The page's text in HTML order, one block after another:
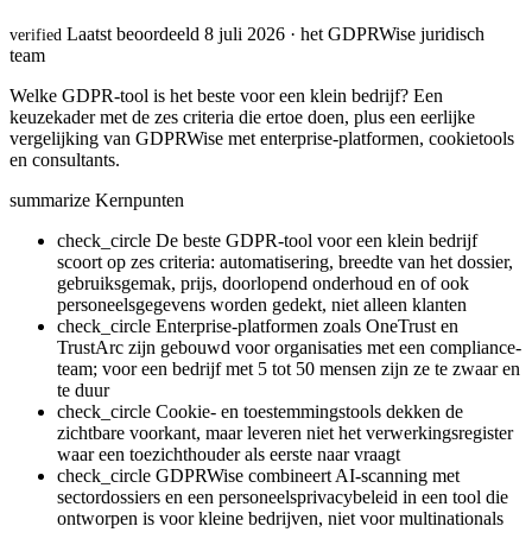
verified Laatst beoordeeld 8 juli 2026 · het GDPRWise juridisch
team
Welke GDPR-tool is het beste voor een klein bedrijf? Een
keuzekader met de zes criteria die ertoe doen, plus een eerlijke
vergelijking van GDPRWise met enterprise-platformen, cookietools
en consultants.
summarize Kernpunten
check_circle De beste GDPR-tool voor een klein bedrijf
scoort op zes criteria: automatisering, breedte van het dossier,
gebruiksgemak, prijs, doorlopend onderhoud en of ook
personeelsgegevens worden gedekt, niet alleen klanten
check_circle Enterprise-platformen zoals OneTrust en
TrustArc zijn gebouwd voor organisaties met een compliance-
team; voor een bedrijf met 5 tot 50 mensen zijn ze te zwaar en
te duur
check_circle Cookie- en toestemmingstools dekken de
zichtbare voorkant, maar leveren niet het verwerkingsregister
waar een toezichthouder als eerste naar vraagt
check_circle GDPRWise combineert AI-scanning met
sectordossiers en een personeelsprivacybeleid in een tool die
ontworpen is voor kleine bedrijven, niet voor multinationals